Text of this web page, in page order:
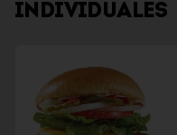
INDIVIDUALES